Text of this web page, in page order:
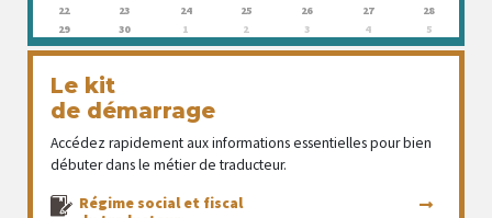
22
23 24 25 26 27
28
29
30 1 2 3 4 5
Le kit
de démarrage
Accédez rapidement aux informations essentielles pour bien
débuter dans le métier de traducteur.
Régime social et fiscal